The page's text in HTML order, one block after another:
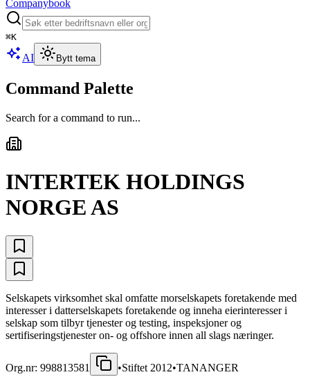
Companybook
⌘K
AI Bytt tema
Command Palette
Search for a command to run...
INTERTEK HOLDINGS
NORGE AS
Selskapets virksomhet skal omfatte morselskapets foretakende med
interesser i datterselskapets foretakende og inneha eierinteresser i
selskap som tilbyr tjenester og testing, inspeksjoner og
sertifiseringstjenester on- og offshore innen all slags næringer.
Org.nr: 998813581 •Stiftet 2012•TANANGER